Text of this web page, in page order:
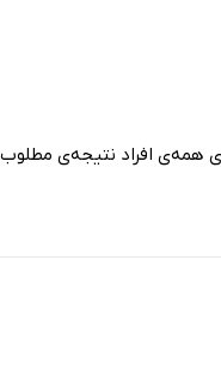
همه‌ی افراد نتیجه‌ی